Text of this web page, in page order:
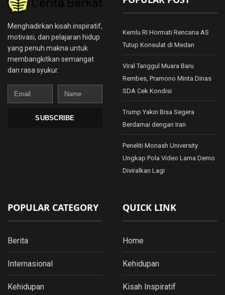
Menghadirkan kisah inspiratif,
motivasi, dan pelajaran hidup
yang penuh makna untuk
membangkitkan semangat
dan rasa syukur.
Email
Name
SUBSCRIBE
Kemlu RI Hormati Rencana AS
Tutup Konsulat di Medan
Viral Tanggul Muara Baru
Rembes, Pramono Minta Dinas
SDA Cek Kondisi
Trump Yakin Bisa Segera
Berdamai dengan Iran
Peneliti Monash University
Ungkap Pola Video Lama Demo
Diviralkan Lagi
POPULAR CATEGORY
Berita
Internasional
Kehidupan
QUICK LINK
Home
Kehidupan
Kisah Inspiratif